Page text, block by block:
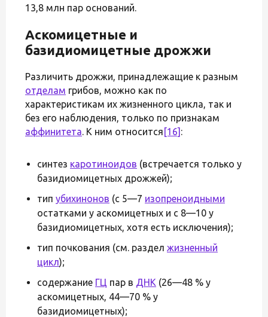
13,8 млн пар оснований.
Аскомицетные и
базидиомицетные дрожжи
Различить дрожжи, принадлежащие к разным
отделам грибов, можно как по
характеристикам их жизненного цикла, так и
без его наблюдения, только по признакам
аффинитета. К ним относится [16] :
синтез каротиноидов (встречается только у
базидиомицетных дрожжей);
тип убихинонов (с 5—7 изопреноидными
остатками у аскомицетных и с 8—10 у
базидиомицетных, хотя есть исключения);
тип почкования (см. раздел жизненный
цикл);
содержание ГЦ пар в ДНК (26—48 % у
аскомицетных, 44—70 % у
базидиомицетных);